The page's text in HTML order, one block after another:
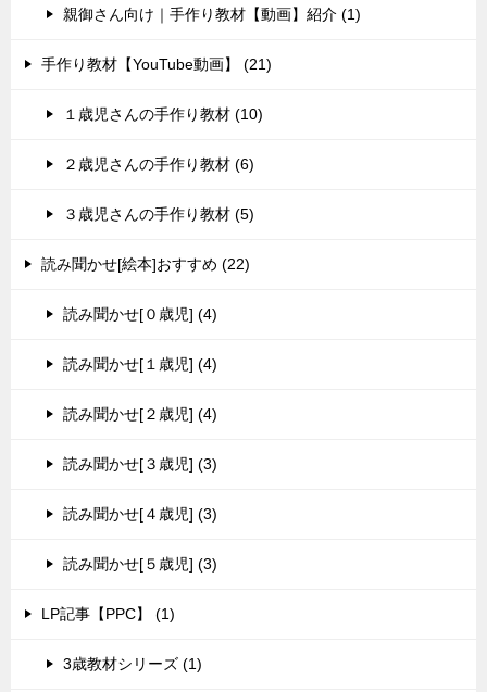
親御さん向け｜手作り教材【動画】紹介 (1)
手作り教材【YouTube動画】 (21)
１歳児さんの手作り教材 (10)
２歳児さんの手作り教材 (6)
３歳児さんの手作り教材 (5)
読み聞かせ[絵本]おすすめ (22)
読み聞かせ[０歳児] (4)
読み聞かせ[１歳児] (4)
読み聞かせ[２歳児] (4)
読み聞かせ[３歳児] (3)
読み聞かせ[４歳児] (3)
読み聞かせ[５歳児] (3)
LP記事【PPC】 (1)
3歳教材シリーズ (1)